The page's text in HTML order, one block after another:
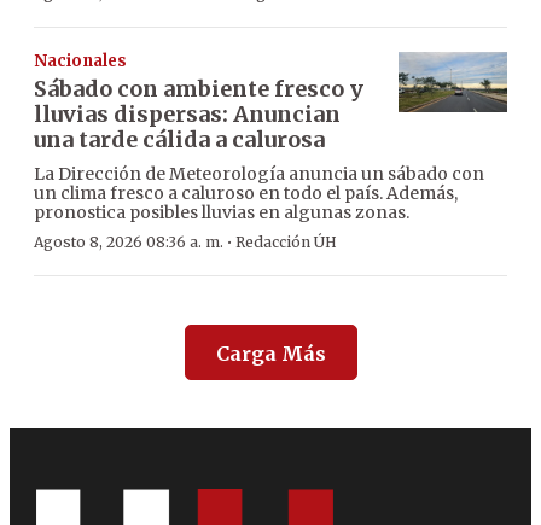
Nacionales
Sábado con ambiente fresco y
lluvias dispersas: Anuncian
una tarde cálida a calurosa
La Dirección de Meteorología anuncia un sábado con
un clima fresco a caluroso en todo el país. Además,
pronostica posibles lluvias en algunas zonas.
Agosto 8, 2026 08:36 a. m. · Redacción ÚH
Carga Más